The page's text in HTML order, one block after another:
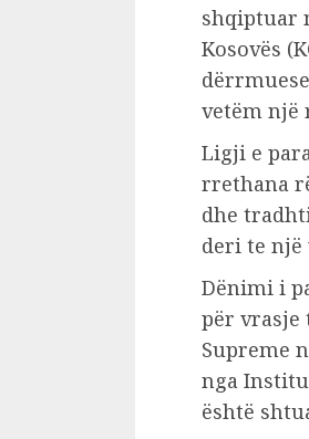
shqiptuar
Kosovës
vetëm një
Ligji e
rrethana
dhe
deri te një
Dënimi i
për vrasje
Supreme
nga
është